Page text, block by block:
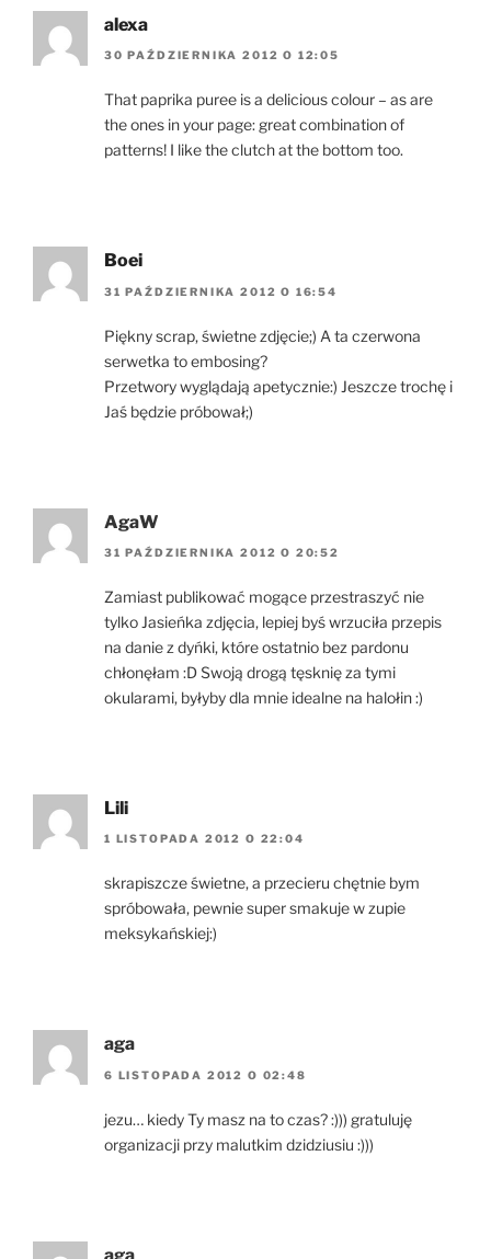
alexa
30 PAŹDZIERNIKA 2012 O 12:05
That paprika puree is a delicious colour – as are
the ones in your page: great combination of
patterns! I like the clutch at the bottom too.
Boei
31 PAŹDZIERNIKA 2012 O 16:54
Piękny scrap, świetne zdjęcie;) A ta czerwona
serwetka to embosing?
Przetwory wyglądają apetycznie:) Jeszcze trochę i
Jaś będzie próbował;)
AgaW
31 PAŹDZIERNIKA 2012 O 20:52
Zamiast publikować mogące przestraszyć nie
tylko Jasieńka zdjęcia, lepiej byś wrzuciła przepis
na danie z dyńki, które ostatnio bez pardonu
chłonęłam :D Swoją drogą tęsknię za tymi
okularami, byłyby dla mnie idealne na halołin :)
Lili
1 LISTOPADA 2012 O 22:04
skrapiszcze świetne, a przecieru chętnie bym
spróbowała, pewnie super smakuje w zupie
meksykańskiej:)
aga
6 LISTOPADA 2012 O 02:48
jezu… kiedy Ty masz na to czas? :))) gratuluję
organizacji przy malutkim dzidziusiu :)))